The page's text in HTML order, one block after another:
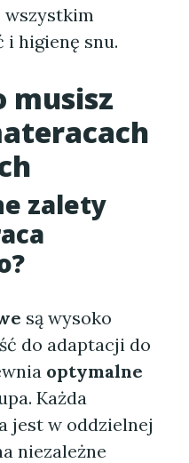
wszystkim
i higienę snu.
musisz
zalety
są wysoko
do adaptacji do
optymalne
Każda
jest w oddzielnej
niezależne